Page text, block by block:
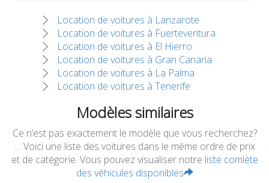
Location de voitures à Lanzarote
Location de voitures à Fuerteventura
Location de voitures à El Hierro
Location de voitures à Gran Canaria
Location de voitures à La Palma
Location de voitures à Tenerife
Modèles similaires
Ce n’est pas exactement le modèle que vous recherchez?
… Voici une liste des voitures dans le même ordre de prix
et de catégorie. Vous pouvez visualiser notre liste comlète
des véhicules disponibles